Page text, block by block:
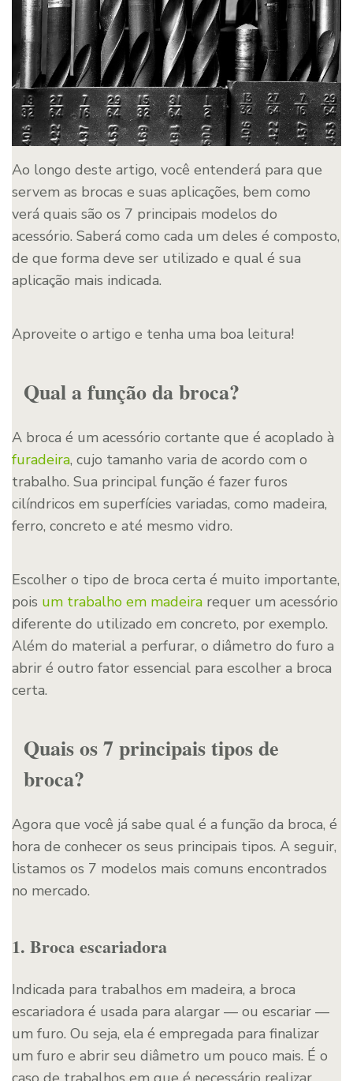
Ao longo deste artigo, você entenderá para que
servem as brocas e suas aplicações, bem como
verá quais são os 7 principais modelos do
acessório. Saberá como cada um deles é composto,
de que forma deve ser utilizado e qual é sua
aplicação mais indicada.
Aproveite o artigo e tenha uma boa leitura!
Qual a função da broca?
A broca é um acessório cortante que é acoplado à
furadeira, cujo tamanho varia de acordo com o
trabalho. Sua principal função é fazer furos
cilíndricos em superfícies variadas, como madeira,
ferro, concreto e até mesmo vidro.
Escolher o tipo de broca certa é muito importante,
pois um trabalho em madeira requer um acessório
diferente do utilizado em concreto, por exemplo.
Além do material a perfurar, o diâmetro do furo a
abrir é outro fator essencial para escolher a broca
certa.
Quais os 7 principais tipos de
broca?
Agora que você já sabe qual é a função da broca, é
hora de conhecer os seus principais tipos. A seguir,
listamos os 7 modelos mais comuns encontrados
no mercado.
1. Broca escariadora
Indicada para trabalhos em madeira, a broca
escariadora é usada para alargar — ou escariar —
um furo. Ou seja, ela é empregada para finalizar
um furo e abrir seu diâmetro um pouco mais. É o